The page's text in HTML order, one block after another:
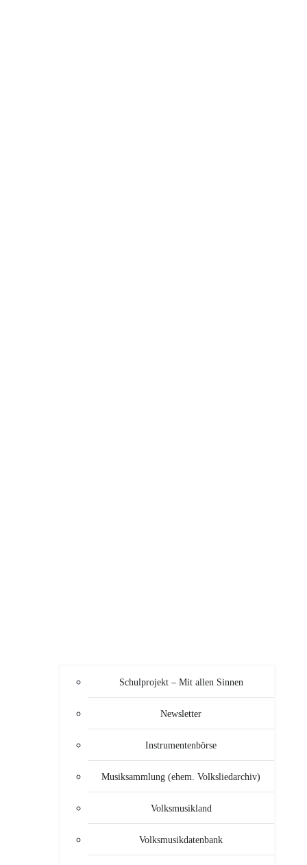
Schulprojekt – Mit allen Sinnen
Newsletter
Instrumentenbörse
Musiksammlung (ehem. Volksliedarchiv)
Volksmusikland
Volksmusikdatenbank